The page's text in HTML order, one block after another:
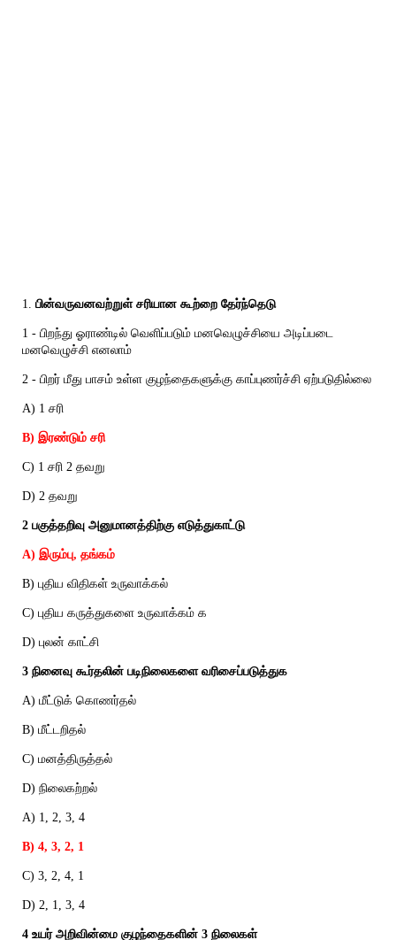
1. பின்வருவனவற்றுள் சரியான கூற்றை தேர்ந்தெடு
1 - பிறந்து ஓராண்டில் வெளிப்படும் மனவெழுச்சியை அடிப்படை
மனவெழுச்சி எனலாம்
2 - பிறர் மீது பாசம் உள்ள குழந்தைகளுக்கு காப்புணர்ச்சி ஏற்படுதில்லை
A) 1 சரி
B) இரண்டும் சரி
C) 1 சரி 2 தவறு
D) 2 தவறு
2 பகுத்தறிவு அனுமானத்திற்கு எடுத்துகாட்டு
A) இரும்பு, தங்கம்
B) புதிய விதிகள் உருவாக்கல்
C) புதிய கருத்துகளை உருவாக்கம் க
D) புலன் காட்சி
3 நினைவு கூர்தலின் படிநிலைகளை வரிசைப்படுத்துக
A) மீட்டுக் கொணர்தல்
B) மீட்டறிதல்
C) மனத்திருத்தல்
D) நிலைகற்றல்
A) 1, 2, 3, 4
B) 4, 3, 2, 1
C) 3, 2, 4, 1
D) 2, 1, 3, 4
4 உயர் அறிவின்மை குழந்தைகளின் 3 நிலைகள்